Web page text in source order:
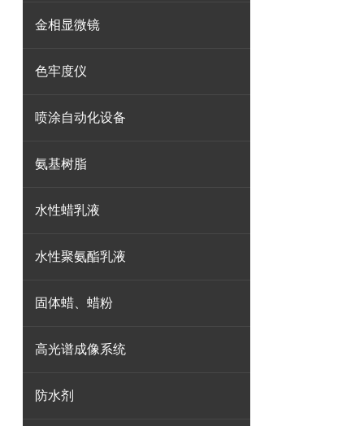
金相显微镜
色牢度仪
喷涂自动化设备
氨基树脂
水性蜡乳液
水性聚氨酯乳液
固体蜡、蜡粉
高光谱成像系统
防水剂